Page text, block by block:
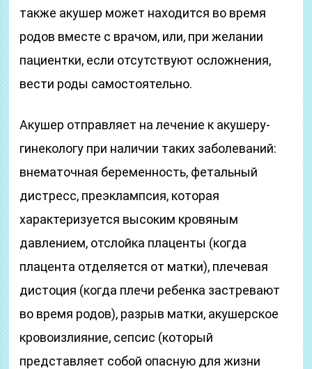
также акушер может находится во время
родов вместе с врачом, или, при желании
пациентки, если отсутствуют осложнения,
вести роды самостоятельно.
Акушер отправляет на лечение к акушеру-
гинекологу при наличии таких заболеваний:
внематочная беременность, фетальный
дистресс, преэклампсия, которая
характеризуется высоким кровяным
давлением, отслойка плаценты (когда
плацента отделяется от матки), плечевая
дистоция (когда плечи ребенка застревают
во время родов), разрыв матки, акушерское
кровоизлияние, сепсис (который
представляет собой опасную для жизни